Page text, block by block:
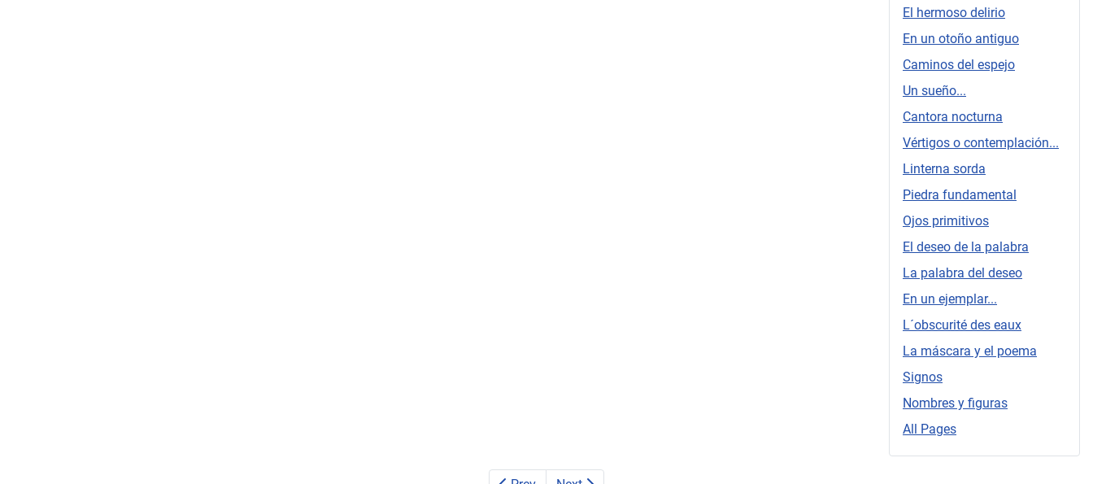
El hermoso delirio
En un otoño antiguo
Caminos del espejo
Un sueño...
Cantora nocturna
Vértigos o contemplación...
Linterna sorda
Piedra fundamental
Ojos primitivos
El deseo de la palabra
La palabra del deseo
En un ejemplar...
L´obscurité des eaux
La máscara y el poema
Signos
Nombres y figuras
All Pages